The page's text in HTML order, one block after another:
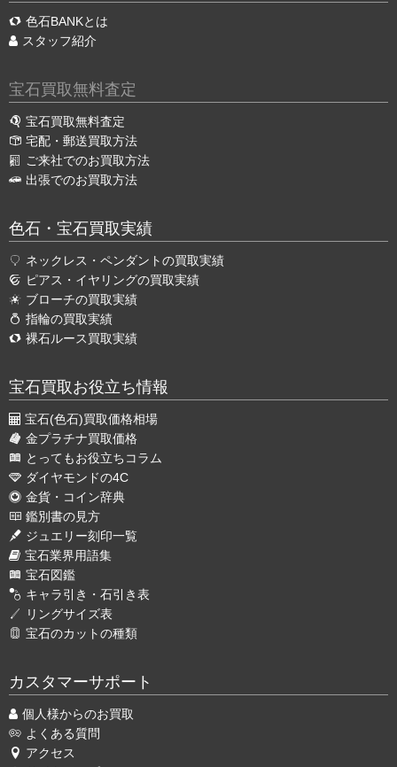
色石BANKとは
スタッフ紹介
宝石買取無料査定
宝石買取無料査定
宅配・郵送買取方法
ご来社でのお買取方法
出張でのお買取方法
色石・宝石買取実績
ネックレス・ペンダントの買取実績
ピアス・イヤリングの買取実績
ブローチの買取実績
指輪の買取実績
裸石ルース買取実績
宝石買取お役立ち情報
宝石(色石)買取価格相場
金プラチナ買取価格
とってもお役立ちコラム
ダイヤモンドの4C
金貨・コイン辞典
鑑別書の見方
ジュエリー刻印一覧
宝石業界用語集
宝石図鑑
キャラ引き・石引き表
リングサイズ表
宝石のカットの種類
カスタマーサポート
個人様からのお買取
よくある質問
アクセス